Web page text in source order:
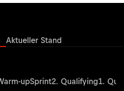
Aktueller Stand
upSprint2. Qualifying1.